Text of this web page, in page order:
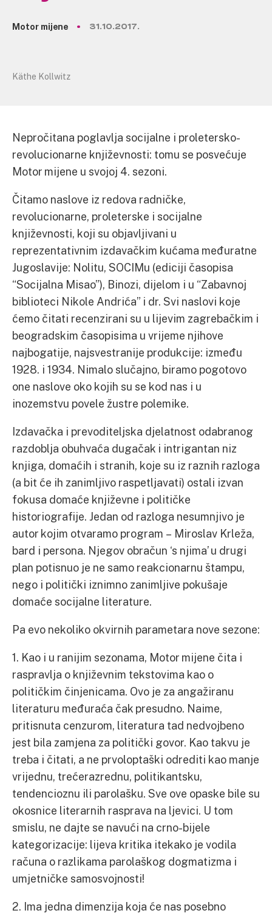
Motor mijene 31.10.2017.
Käthe Kollwitz
Nepročitana poglavlja socijalne i proletersko-
revolucionarne književnosti: tomu se posvećuje
Motor mijene u svojoj 4. sezoni.
Čitamo naslove iz redova radničke,
revolucionarne, proleterske i socijalne
književnosti, koji su objavljivani u
reprezentativnim izdavačkim kućama međuratne
Jugoslavije: Nolitu, SOCIMu (ediciji časopisa
“Socijalna Misao”), Binozi, dijelom i u “Zabavnoj
biblioteci Nikole Andrića” i dr. Svi naslovi koje
ćemo čitati recenzirani su u lijevim zagrebačkim i
beogradskim časopisima u vrijeme njihove
najbogatije, najsvestranije produkcije: između
1928. i 1934. Nimalo slučajno, biramo pogotovo
one naslove oko kojih su se kod nas i u
inozemstvu povele žustre polemike.
Izdavačka i prevoditeljska djelatnost odabranog
razdoblja obuhvaća dugačak i intrigantan niz
knjiga, domaćih i stranih, koje su iz raznih razloga
(a bit će ih zanimljivo raspetljavati) ostali izvan
fokusa domaće književne i političke
historiografije. Jedan od razloga nesumnjivo je
autor kojim otvaramo program – Miroslav Krleža,
bard i persona. Njegov obračun ‘s njima’ u drugi
plan potisnuo je ne samo reakcionarnu štampu,
nego i politički iznimno zanimljive pokušaje
domaće socijalne literature.
Pa evo nekoliko okvirnih parametara nove sezone:
1. Kao i u ranijim sezonama, Motor mijene čita i
raspravlja o književnim tekstovima kao o
političkim činjenicama. Ovo je za angažiranu
literaturu međuraća čak presudno. Naime,
pritisnuta cenzurom, literatura tad nedvojbeno
jest bila zamjena za politički govor. Kao takvu je
treba i čitati, a ne prvoloptaški odrediti kao manje
vrijednu, trećerazrednu, politikantsku,
tendencioznu ili parolašku. Sve ove opaske bile su
okosnice literarnih rasprava na ljevici. U tom
smislu, ne dajte se navući na crno-bijele
kategorizacije: lijeva kritika itekako je vodila
računa o razlikama parolaškog dogmatizma i
umjetničke samosvojnosti!
2. Ima jedna dimenzija koja će nas posebno